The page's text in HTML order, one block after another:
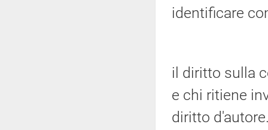
identificare
il diritto sulla
e chi ritiene
diritto